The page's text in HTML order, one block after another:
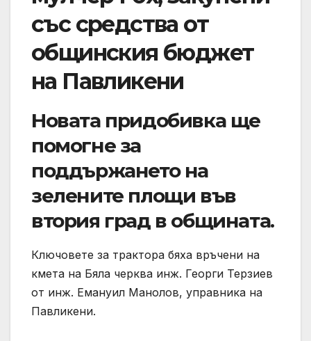
със средства от
общинския бюджет
на Павликени
Новата придобивка ще
помогне за
поддържането на
зелените площи във
втория град в общината.
Ключовете за трактора бяха връчени на
кмета на Бяла черква инж. Георги Терзиев
от инж. Емануил Манолов, управника на
Павликени.